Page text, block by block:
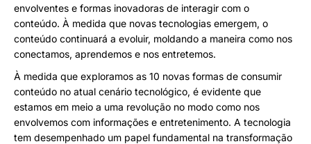
envolventes e formas inovadoras de interagir com o
conteúdo. À medida que novas tecnologias emergem, o
conteúdo continuará a evoluir, moldando a maneira como nos
conectamos, aprendemos e nos entretemos.
À medida que exploramos as 10 novas formas de consumir
conteúdo no atual cenário tecnológico, é evidente que
estamos em meio a uma revolução no modo como nos
envolvemos com informações e entretenimento. A tecnologia
tem desempenhado um papel fundamental na transformação